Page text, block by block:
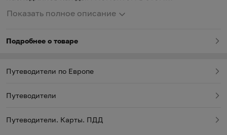
удивительном городе.
Показать полное описание
Подробнее о товаре
Путеводители по Европе
Путеводители
Путеводители. Карты. ПДД